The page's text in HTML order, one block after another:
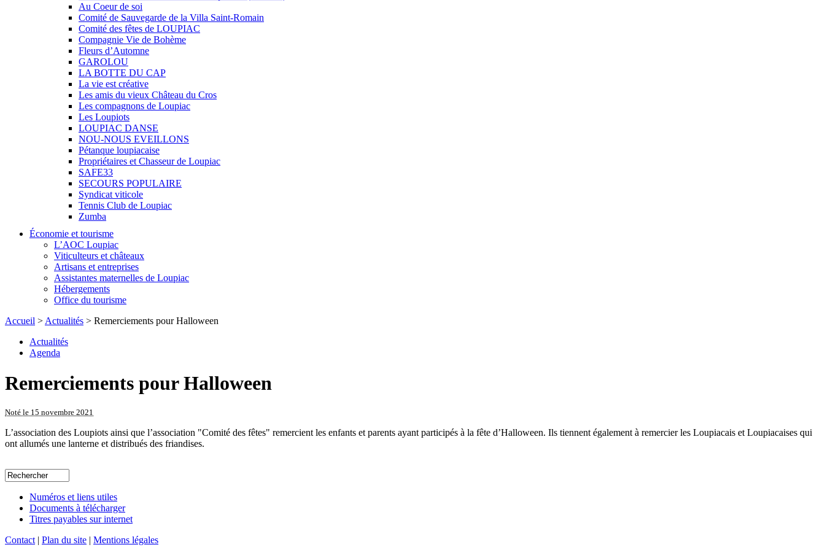
Au Coeur de soi
Comité de Sauvegarde de la Villa Saint-Romain
Comité des fêtes de LOUPIAC
Compagnie Vie de Bohème
Fleurs d’Automne
GAROLOU
LA BOTTE DU CAP
La vie est créative
Les amis du vieux Château du Cros
Les compagnons de Loupiac
Les Loupiots
LOUPIAC DANSE
NOU-NOUS EVEILLONS
Pétanque loupiacaise
Propriétaires et Chasseur de Loupiac
SAFE33
SECOURS POPULAIRE
Syndicat viticole
Tennis Club de Loupiac
Zumba
Économie et tourisme
L’AOC Loupiac
Viticulteurs et châteaux
Artisans et entreprises
Assistantes maternelles de Loupiac
Hébergements
Office du tourisme
Accueil > Actualités > Remerciements pour Halloween
Actualités
Agenda
Remerciements pour Halloween
Noté le 15 novembre 2021
L’association des Loupiots ainsi que l’association "Comité des fêtes" remercient les enfants et parents ayant participés à la fête d’Halloween. Ils tiennent également à remercier les Loupiacais et Loupiacaises qui
ont allumés une lanterne et distribués des friandises.
Numéros et liens utiles
Documents à télécharger
Titres payables sur internet
Contact | Plan du site | Mentions légales